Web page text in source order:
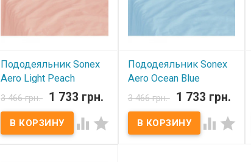
Пододеяльник Sonex
Aero Light Peach
160х220 см
В наличии
Пододеяльник Sonex Aero
3 466 грн. 1 733 грн.
 
Пододеяльник Sonex
Aero Ocean Blue
160х220 см
В наличии
Пододеяльник Sonex Aero
3 466 грн. 1 733 грн.
 